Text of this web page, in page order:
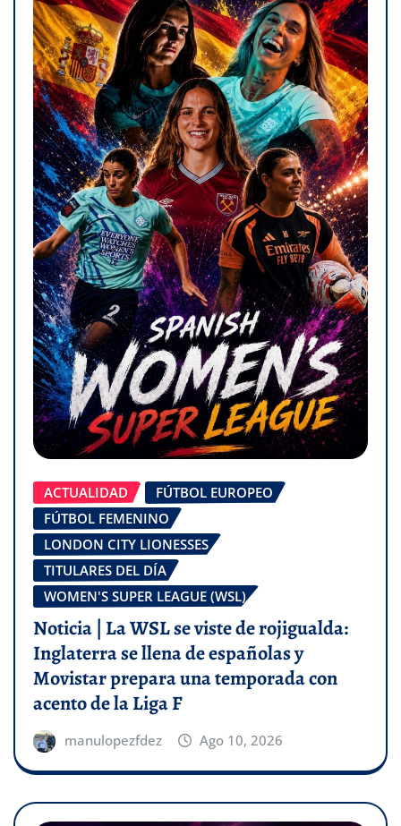
ACTUALIDAD
FÚTBOL EUROPEO
FÚTBOL FEMENINO
LONDON CITY LIONESSES
TITULARES DEL DÍA
WOMEN'S SUPER LEAGUE (WSL)
Noticia | La WSL se viste de rojigualda:
Inglaterra se llena de españolas y
Movistar prepara una temporada con
acento de la Liga F
manulopezfdez Ago 10, 2026